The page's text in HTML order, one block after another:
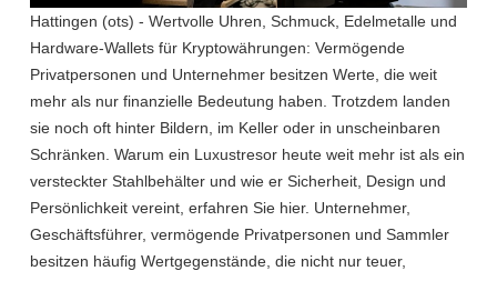
Hattingen (ots) - Wertvolle Uhren, Schmuck, Edelmetalle und
Hardware-Wallets für Kryptowährungen: Vermögende
Privatpersonen und Unternehmer besitzen Werte, die weit
mehr als nur finanzielle Bedeutung haben. Trotzdem landen
sie noch oft hinter Bildern, im Keller oder in unscheinbaren
Schränken. Warum ein Luxustresor heute weit mehr ist als ein
versteckter Stahlbehälter und wie er Sicherheit, Design und
Persönlichkeit vereint, erfahren Sie hier. Unternehmer,
Geschäftsführer, vermögende Privatpersonen und Sammler
besitzen häufig Wertgegenstände, die nicht nur teuer,